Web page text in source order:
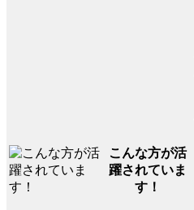
こんな方が活
躍されていま
す！